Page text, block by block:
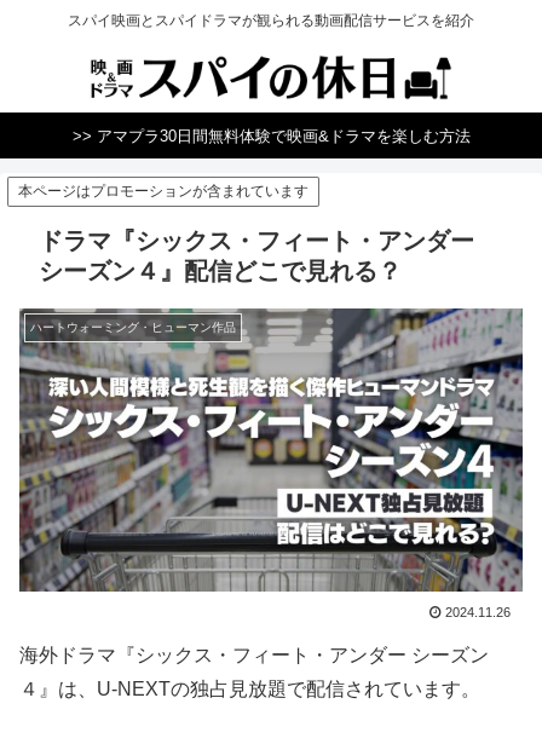
スパイ映画とスパイドラマが観られる動画配信サービスを紹介
>> アマプラ30日間無料体験で映画&ドラマを楽しむ方法
本ページはプロモーションが含まれています
ドラマ『シックス・フィート・アンダー
シーズン４』配信どこで見れる？
ハートウォーミング・ヒューマン作品
2024.11.26
海外ドラマ『シックス・フィート・アンダー シーズン
４』は、U-NEXTの独占見放題で配信されています。